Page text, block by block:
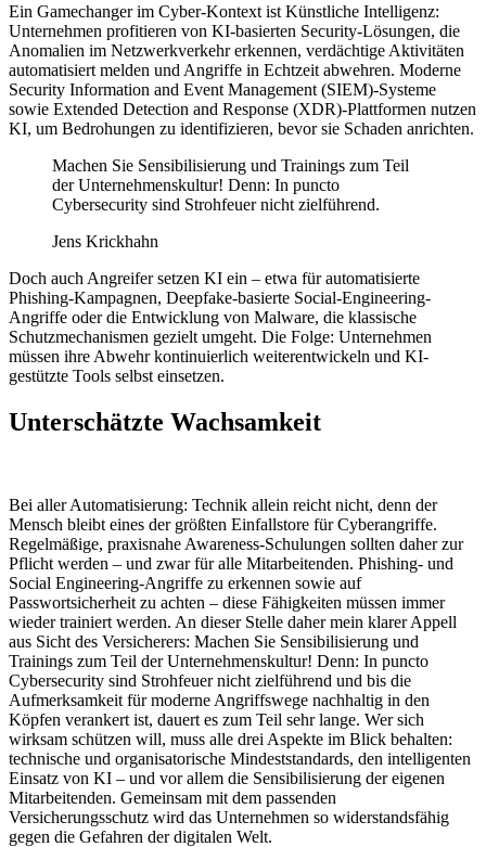
Ein Gamechanger im Cyber-Kontext ist Künstliche Intelligenz:
Unternehmen profitieren von KI-basierten Security-Lösungen, die
Anomalien im Netzwerkverkehr erkennen, verdächtige Aktivitäten
automatisiert melden und Angriffe in Echtzeit abwehren. Moderne
Security Information and Event Management (SIEM)-Systeme
sowie Extended Detection and Response (XDR)-Plattformen nutzen
KI, um Bedrohungen zu identifizieren, bevor sie Schaden anrichten.
Machen Sie Sensibilisierung und Trainings zum Teil
der Unternehmenskultur! Denn: In puncto
Cybersecurity sind Strohfeuer nicht zielführend.
Jens Krickhahn
Doch auch Angreifer setzen KI ein – etwa für automatisierte
Phishing-Kampagnen, Deepfake-basierte Social-Engineering-
Angriffe oder die Entwicklung von Malware, die klassische
Schutzmechanismen gezielt umgeht. Die Folge: Unternehmen
müssen ihre Abwehr kontinuierlich weiterentwickeln und KI-
gestützte Tools selbst einsetzen.
Unterschätzte Wachsamkeit
Bei aller Automatisierung: Technik allein reicht nicht, denn der
Mensch bleibt eines der größten Einfallstore für Cyberangriffe.
Regelmäßige, praxisnahe Awareness-Schulungen sollten daher zur
Pflicht werden – und zwar für alle Mitarbeitenden. Phishing- und
Social Engineering-Angriffe zu erkennen sowie auf
Passwortsicherheit zu achten – diese Fähigkeiten müssen immer
wieder trainiert werden. An dieser Stelle daher mein klarer Appell
aus Sicht des Versicherers: Machen Sie Sensibilisierung und
Trainings zum Teil der Unternehmenskultur! Denn: In puncto
Cybersecurity sind Strohfeuer nicht zielführend und bis die
Aufmerksamkeit für moderne Angriffswege nachhaltig in den
Köpfen verankert ist, dauert es zum Teil sehr lange. Wer sich
wirksam schützen will, muss alle drei Aspekte im Blick behalten:
technische und organisatorische Mindeststandards, den intelligenten
Einsatz von KI – und vor allem die Sensibilisierung der eigenen
Mitarbeitenden. Gemeinsam mit dem passenden
Versicherungsschutz wird das Unternehmen so widerstandsfähig
gegen die Gefahren der digitalen Welt.